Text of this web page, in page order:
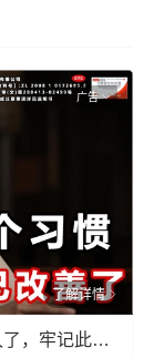
广告
了解详情
凡是皮肤瘙痒1月以上，不管皮痒多久了，牢记此法，快！准！狠！